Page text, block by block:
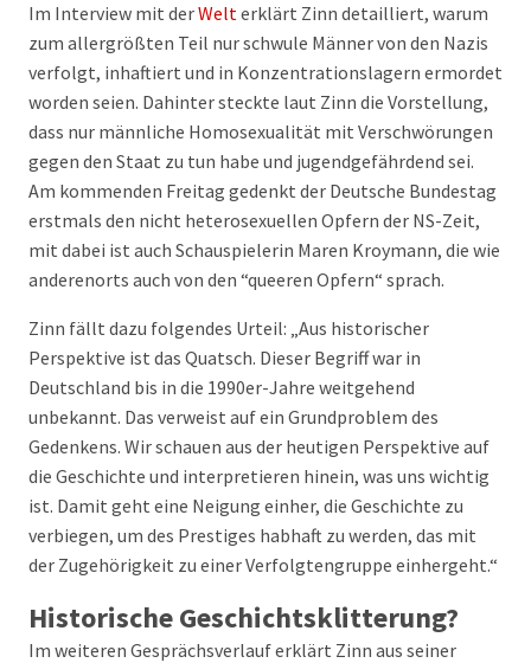
Im Interview mit derWelterklärt Zinn detailliert, warum
zum allergrößten Teil nur schwule Männer von den Nazis
verfolgt, inhaftiert und in Konzentrationslagern ermordet
worden seien. Dahinter steckte laut Zinn die Vorstellung,
dass nur männliche Homosexualität mit Verschwörungen
gegen den Staat zu tun habe und jugendgefährdend sei.
Am kommenden Freitag gedenkt der Deutsche Bundestag
erstmals den nicht heterosexuellen Opfern der NS-Zeit,
mit dabei ist auch Schauspielerin Maren Kroymann, die wie
anderenorts auch von den “queeren Opfern“ sprach.
Zinn fällt dazu folgendes Urteil: „Aus historischer
Perspektive ist das Quatsch. Dieser Begriff war in
Deutschland bis in die 1990er-Jahre weitgehend
unbekannt. Das verweist auf ein Grundproblem des
Gedenkens. Wir schauen aus der heutigen Perspektive auf
die Geschichte und interpretieren hinein, was uns wichtig
ist. Damit geht eine Neigung einher, die Geschichte zu
verbiegen, um des Prestiges habhaft zu werden, das mit
der Zugehörigkeit zu einer Verfolgtengruppe einhergeht.“
Historische Geschichtsklitterung?
Im weiteren Gesprächsverlauf erklärt Zinn aus seiner